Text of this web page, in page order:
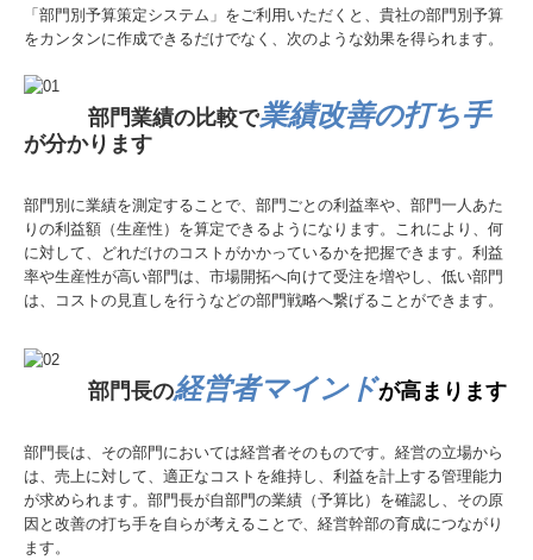
「部門別予算策定システム」をご利用いただくと、貴社の部門別予算
をカンタンに作成できるだけでなく、次のような効果を得られます。
部門業績の比較で業績改善の打ち手
が分かります
部門別に業績を測定することで、部門ごとの利益率や、部門一人あた
りの利益額（生産性）を算定できるようになります。これにより、何
に対して、どれだけのコストがかかっているかを把握できます。利益
率や生産性が高い部門は、市場開拓へ向けて受注を増やし、低い部門
は、コストの見直しを行うなどの部門戦略へ繋げることができます。
部門長の経営者マインドが高まります
部門長は、その部門においては経営者そのものです。経営の立場から
は、売上に対して、適正なコストを維持し、利益を計上する管理能力
が求められます。部門長が自部門の業績（予算比）を確認し、その原
因と改善の打ち手を自らが考えることで、経営幹部の育成につながり
ます。